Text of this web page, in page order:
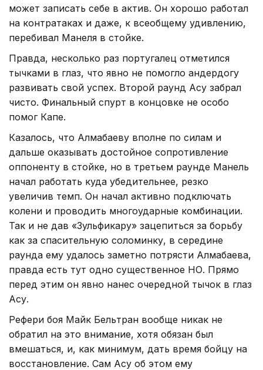
может записать себе в актив. Он хорошо работал
на контратаках и даже, к всеобщему удивлению,
перебивал Манеля в стойке.
Правда, несколько раз португалец отметился
тычками в глаз, что явно не помогло андердогу
развивать свой успех. Второй раунд Асу забрал
чисто. Финальный спурт в концовке не особо
помог Капе.
Казалось, что Алмабаеву вполне по силам и
дальше оказывать достойное сопротивление
оппоненту в стойке, но в третьем раунде Манель
начал работать куда убедительнее, резко
увеличив темп. Он начал активно подключать
колени и проводить многоударные комбинации.
Так и не дав «Зульфикару» зацепиться за борьбу
как за спасительную соломинку, в середине
раунда ему удалось заметно потрясти Алмабаева,
правда есть тут одно существенное НО. Прямо
перед этим он явно нанес очередной тычок в глаз
Асу.
Рефери боя Майк Бельтран вообще никак не
обратил на это внимание, хотя обязан был
вмешаться, и, как минимум, дать время бойцу на
восстановление. Сам Асу об этом ему